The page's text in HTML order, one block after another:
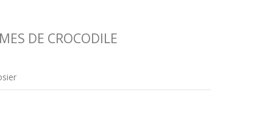
DE CROCODILE